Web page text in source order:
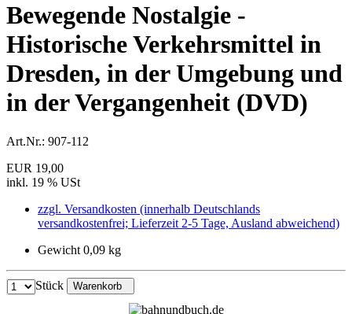
Bewegende Nostalgie -
Historische Verkehrsmittel in
Dresden, in der Umgebung und
in der Vergangenheit (DVD)
Art.Nr.: 907-112
EUR 19,00
inkl. 19 % USt
zzgl. Versandkosten (innerhalb Deutschlands
versandkostenfrei; Lieferzeit 2-5 Tage, Ausland abweichend)
Gewicht 0,09 kg
Stück Warenkorb